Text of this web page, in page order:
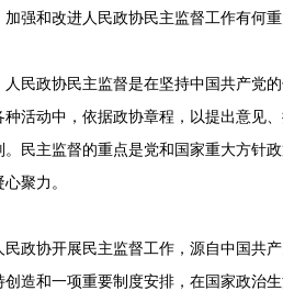
加强和改进人民政协民主监督工作有何
人民政协民主监督是在坚持中国共产党
种活动中，依据政协章程，以提出意见
。民主监督的重点是党和国家重大方针
聚力。
民政协开展民主监督工作，源自中国共
创造和一项重要制度安排，在国家政治